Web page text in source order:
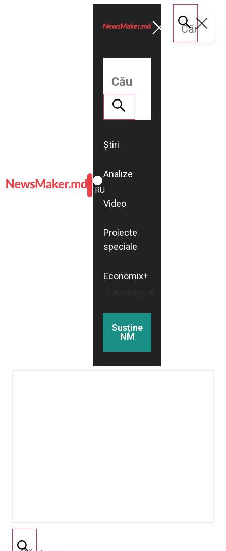
ROMÂNĂ
RU
Știri
Analize
Video
Proiecte
speciale
Economix+
Susține
NM